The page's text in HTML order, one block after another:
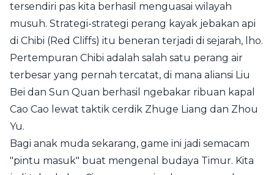
tersendiri pas kita berhasil menguasai wilayah
musuh. Strategi-strategi perang kayak jebakan api
di Chibi (Red Cliffs) itu beneran terjadi di sejarah, lho.
Pertempuran Chibi adalah salah satu perang air
terbesar yang pernah tercatat, di mana aliansi Liu
Bei dan Sun Quan berhasil ngebakar ribuan kapal
Cao Cao lewat taktik cerdik Zhuge Liang dan Zhou
Yu.
Bagi anak muda sekarang, game ini jadi semacam
"pintu masuk" buat mengenal budaya Timur. Kita